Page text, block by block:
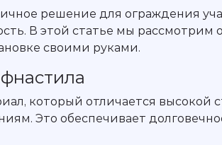
решение для ограждения
В этой статье мы рассмотрим
своими руками.
который отличается высокой
Это обеспечивает